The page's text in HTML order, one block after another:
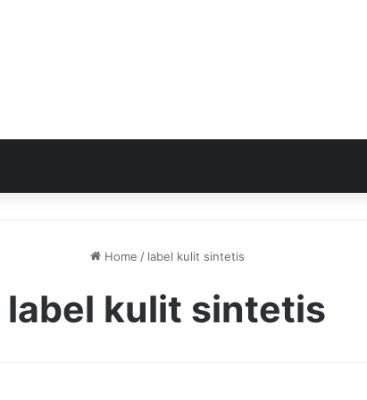
Home / label kulit sintetis
label kulit sintetis